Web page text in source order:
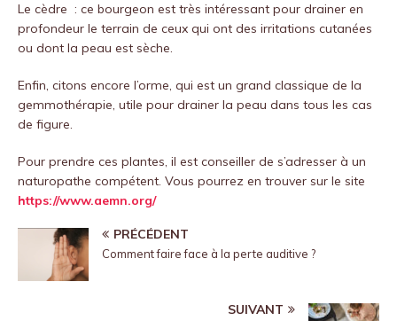
Le cèdre : ce bourgeon est très intéressant pour drainer en
profondeur le terrain de ceux qui ont des irritations cutanées
ou dont la peau est sèche.
Enfin, citons encore l’orme, qui est un grand classique de la
gemmothérapie, utile pour drainer la peau dans tous les cas
de figure.
Pour prendre ces plantes, il est conseiller de s’adresser à un
naturopathe compétent. Vous pourrez en trouver sur le site
https://www.aemn.org/
PRÉCÉDENT
Comment faire face à la perte auditive ?
SUIVANT